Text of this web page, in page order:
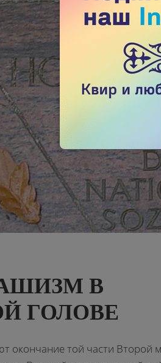
В
ГОЛОВЕ
окончание той части Второй